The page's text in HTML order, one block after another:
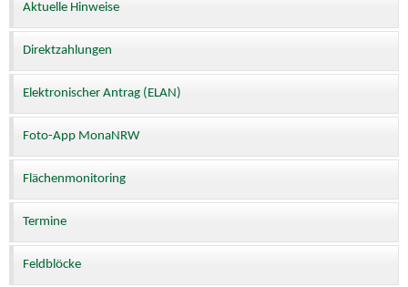
Aktuelle Hinweise
Direktzahlungen
Elektronischer Antrag (ELAN)
Foto-App MonaNRW
Flächenmonitoring
Termine
Feldblöcke